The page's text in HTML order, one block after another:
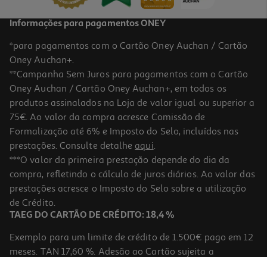
-10%
Livro Adoro-Te Todos Os Dias
8.91 €/un
9,90 € PVP de editor
8,91 €
Informações para pagamentos ONEY
*para pagamentos com o Cartão Oney Auchan / Cartão
Oney Auchan+.
**Campanha Sem Juros para pagamentos com o Cartão
Oney Auchan / Cartão Oney Auchan+, em todos os
produtos assinalados na Loja de valor igual ou superior a
75€. Ao valor da compra acresce Comissão de
Formalização até 6% e Imposto do Selo, incluídos nas
prestações. Consulte detalhe aqui.
***O valor da primeira prestação depende do dia da
compra, refletindo o cálculo de juros diários. Ao valor das
prestações acresce o Imposto do Selo sobre a utilização
de Crédito.
TAEG DO CARTÃO DE CRÉDITO: 18,4 %
Exemplo para um limite de crédito de 1.500€ pago em 12
meses. TAN 17,60 %. Adesão ao Cartão sujeita a